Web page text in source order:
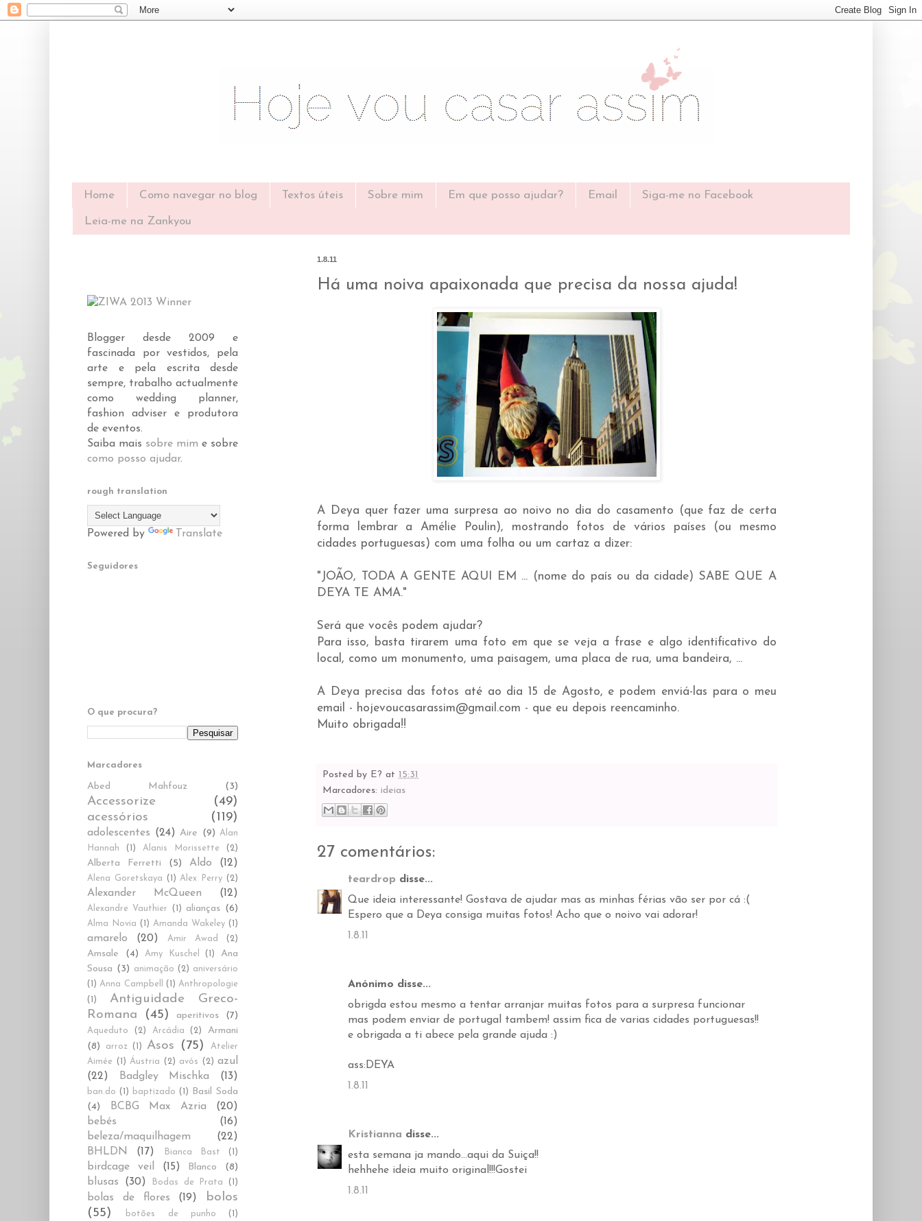
Home Como navegar no blog Textos úteis Sobre mim Em que posso ajudar? Email Siga-me no Facebook
Leia-me na Zankyou
1.8.11
Há uma noiva apaixonada que precisa da nossa ajuda!
A Deya quer fazer uma surpresa ao noivo no dia do casamento (que faz de certa
forma lembrar a Amélie Poulin), mostrando fotos de vários países (ou mesmo
cidades portuguesas) com uma folha ou um cartaz a dizer:
"JOÃO, TODA A GENTE AQUI EM ... (nome do país ou da cidade) SABE QUE A
DEYA TE AMA."
Será que vocês podem ajudar?
Para isso, basta tirarem uma foto em que se veja a frase e algo identificativo do
local, como um monumento, uma paisagem, uma placa de rua, uma bandeira, ...
A Deya precisa das fotos até ao dia 15 de Agosto, e podem enviá-las para o meu
email - hojevoucasarassim@gmail.com - que eu depois reencaminho.
Muito obrigada!!
Posted by E? at 15:31
Marcadores: ideias
27 comentários:
teardrop disse...
Que ideia interessante! Gostava de ajudar mas as minhas férias vão ser por cá :(
Espero que a Deya consiga muitas fotos! Acho que o noivo vai adorar!
1.8.11
Anónimo disse...
obrigda estou mesmo a tentar arranjar muitas fotos para a surpresa funcionar
mas podem enviar de portugal tambem! assim fica de varias cidades portuguesas!!
e obrigada a ti abece pela grande ajuda :)
ass:DEYA
1.8.11
Kristianna disse...
esta semana ja mando...aqui da Suiça!!
hehhehe ideia muito original!!!Gostei
1.8.11
Blogger desde 2009 e
fascinada por vestidos, pela
arte e pela escrita desde
sempre, trabalho actualmente
como wedding planner,
fashion adviser e produtora
de eventos.
Saiba mais sobre mim e sobre
como posso ajudar.
rough translation
Powered by Translate
Seguidores
O que procura?
Marcadores
Abed Mahfouz (3)
Accessorize
(49)
acessórios
(119)
adolescentes (24) Aire (9) Alan
Hannah
(1) Alanis Morissette (2)
Alberta Ferretti (5) Aldo (12)
Alena Goretskaya (1) Alex Perry (2)
Alexander McQueen (12)
Alexandre Vauthier (1) alianças (6)
Alma Novia (1) Amanda Wakeley (1)
amarelo (20) Amir Awad (2)
Amsale (4) Amy Kuschel (1)
Ana
Sousa (3) animação (2) aniversário
(1) Anna Campbell (1) Anthropologie
(1)
Antiguidade Greco-
Romana
(45) aperitivos (7)
Aqueduto (2) Arcádia (2)
Armani
(8)
arroz (1) Asos (75)
Atelier
Aimée
(1) Áustria (2) avós (2) azul
(22)
Badgley Mischka (13)
ban.do (1) baptizado (1)
Basil Soda
(4)
BCBG Max Azria
(20)
bebés
(16)
beleza/maquilhagem
(22)
BHLDN
(17) Bianca Bast (1)
birdcage veil (15) Blanco (8)
blusas (30) Bodas de Prata (1)
bolas de flores (19)
bolos
(55)
botões de punho (1)